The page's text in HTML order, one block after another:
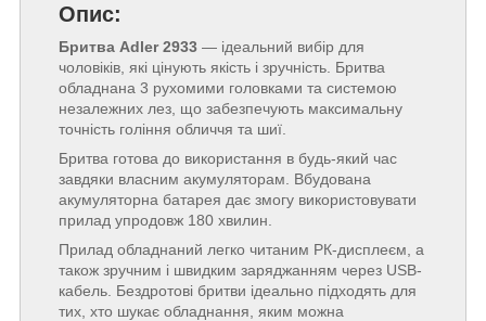
Опис:
Бритва Adler 2933 — ідеальний вибір для
чоловіків, які цінують якість і зручність. Бритва
обладнана 3 рухомими головками та системою
незалежних лез, що забезпечують максимальну
точність гоління обличчя та шиї.
Бритва готова до використання в будь-який час
завдяки власним акумуляторам. Вбудована
акумуляторна батарея дає змогу використовувати
прилад упродовж 180 хвилин.
Прилад обладнаний легко читаним РК-дисплеєм, а
також зручним і швидким заряджанням через USB-
кабель. Бездротові бритви ідеально підходять для
тих, хто шукає обладнання, яким можна